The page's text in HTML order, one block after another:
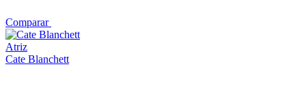
Comparar
Atriz
Cate Blanchett